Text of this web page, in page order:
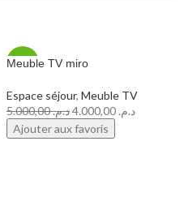
-20%
Meuble TV miro
Espace séjour, Meuble TV
د.م.5.000,00 د.م.
Ajouter aux favoris